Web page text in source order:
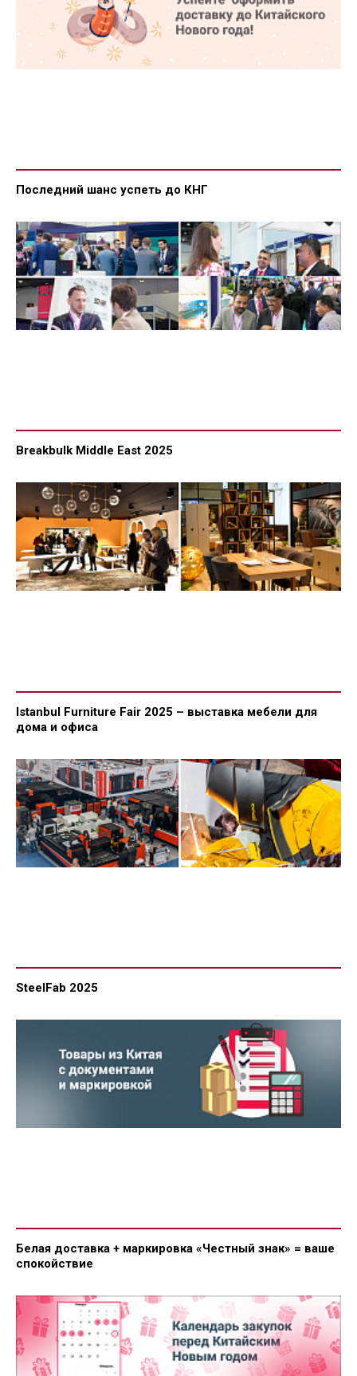
Последний шанс успеть до КНГ
Breakbulk Middle East 2025
Istanbul Furniture Fair 2025 – выставка мебели для
дома и офиса
SteelFab 2025
Белая доставка + маркировка «Честный знак» = ваше
спокойствие